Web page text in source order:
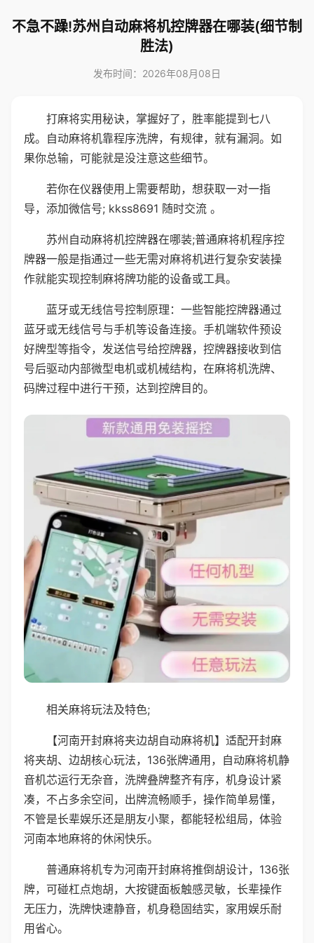
不急不躁!苏州自动麻将机控牌器在哪装(细节制
胜法)
发布时间：2026年08月08日
打麻将实用秘诀，掌握好了，胜率能提到七八
成。自动麻将机靠程序洗牌，有规律，就有漏洞。如
果你总输，可能就是没注意这些细节。
若你在仪器使用上需要帮助，想获取一对一指
导，添加微信号; kkss8691 随时交流 。
苏州自动麻将机控牌器在哪装;普通麻将机程序控
牌器一般是指通过一些无需对麻将机进行复杂安装操
作就能实现控制麻将牌功能的设备或工具。
蓝牙或无线信号控制原理：一些智能控牌器通过
蓝牙或无线信号与手机等设备连接。手机端软件预设
好牌型等指令，发送信号给控牌器，控牌器接收到信
号后驱动内部微型电机或机械结构，在麻将机洗牌、
码牌过程中进行干预，达到控牌目的。
相关麻将玩法及特色;
【河南开封麻将夹边胡自动麻将机】适配开封麻
将夹胡、边胡核心玩法，136张牌通用，自动麻将机静
音机芯运行无杂音，洗牌叠牌整齐有序，机身设计紧
凑，不占多余空间，出牌流畅顺手，操作简单易懂，
不管是长辈娱乐还是朋友小聚，都能轻松组局，体验
河南本地麻将的休闲快乐。
普通麻将机专为河南开封麻将推倒胡设计，136张
牌，可碰杠点炮胡，大按键面板触感灵敏，长辈操作
无压力，洗牌快速静音，机身稳固结实，家用娱乐耐
用省心。